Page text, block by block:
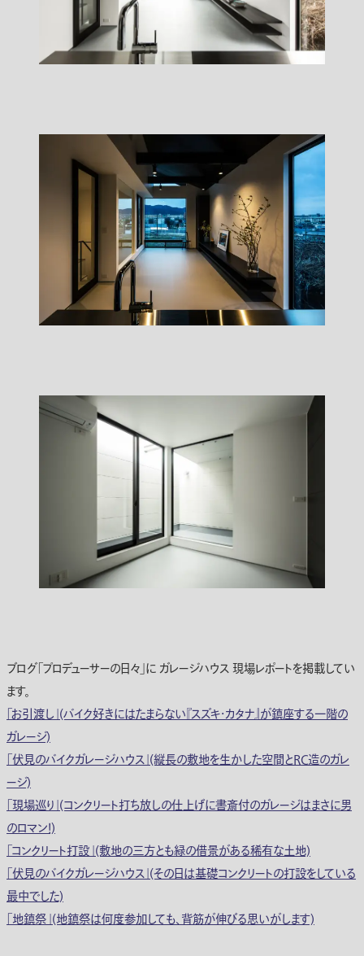
ブログ「プロデューサーの日々」に ガレージハウス 現場レポートを掲載してい
ます。
「お引渡し」(バイク好きにはたまらない『スズキ・カタナ』が鎮座する一階の
ガレージ)
「伏見のバイクガレージハウス」(縦長の敷地を生かした空間とRC造のガレ
ージ)
「現場巡り」(コンクリート打ち放しの仕上げに書斎付のガレージはまさに男
のロマン！)
「コンクリート打設」(敷地の三方とも緑の借景がある稀有な土地)
「伏見のバイクガレージハウス」(その日は基礎コンクリートの打設をしている
最中でした)
「地鎮祭」(地鎮祭は何度参加しても、背筋が伸びる思いがします)